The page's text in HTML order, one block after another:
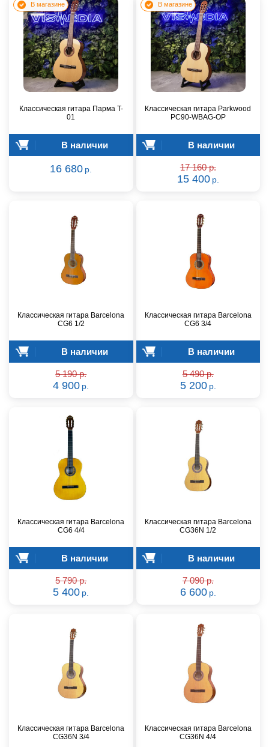
В магазине
Классическая гитара Парма T-
01
В наличии
16 680 р.
В магазине
Классическая гитара Parkwood
PC90-WBAG-OP
В наличии
17 160 р.
15 400 р.
Классическая гитара Barcelona
CG6 1/2
В наличии
5 190 р.
4 900 р.
Классическая гитара Barcelona
CG6 3/4
В наличии
5 490 р.
5 200 р.
Классическая гитара Barcelona
CG6 4/4
В наличии
5 790 р.
5 400 р.
Классическая гитара Barcelona
CG36N 1/2
В наличии
7 090 р.
6 600 р.
Классическая гитара Barcelona
CG36N 3/4
Классическая гитара Barcelona
CG36N 4/4